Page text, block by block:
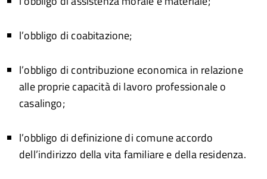
l’obbligo di coabitazione;
l’obbligo di contribuzione economica in relazione
alle proprie capacità di lavoro professionale o
casalingo;
l’obbligo di definizione di comune accordo
dell’indirizzo della vita familiare e della residenza.